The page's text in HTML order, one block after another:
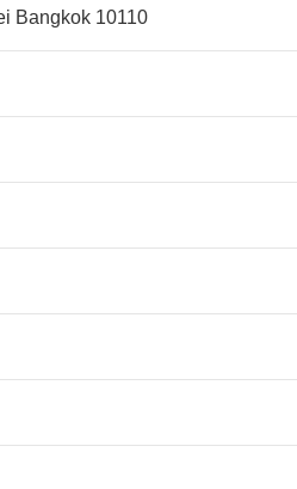
Bangkok 10110